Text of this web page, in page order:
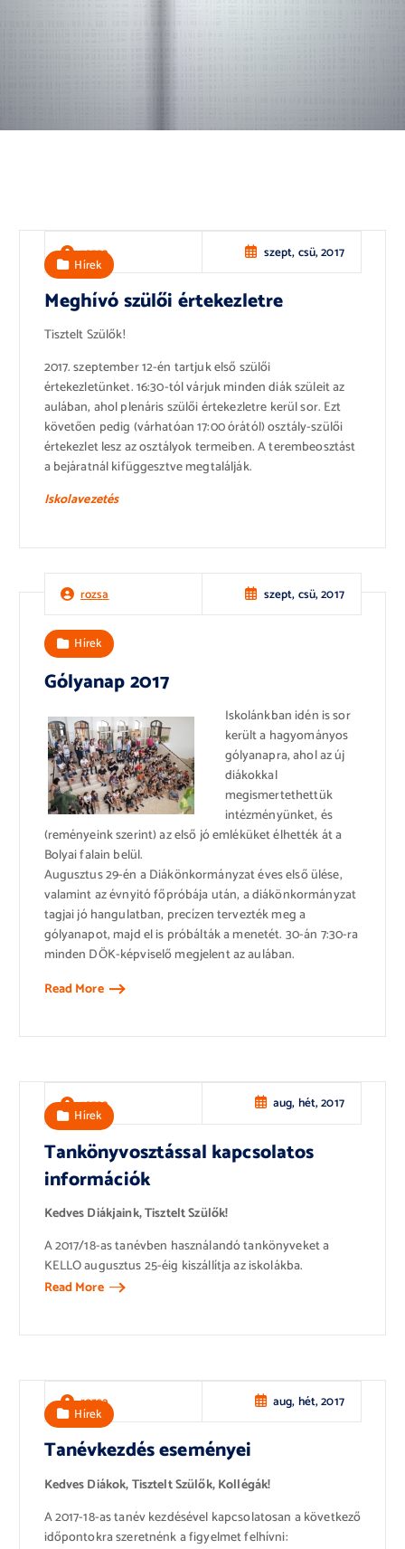
rozsa szept, csü, 2017
Hírek
Meghívó szülői értekezletre
Tisztelt Szülők!
2017. szeptember 12-én tartjuk első szülői
értekezletünket. 16:30-tól várjuk minden diák szüleit az
aulában, ahol plenáris szülői értekezletre kerül sor. Ezt
követően pedig (várhatóan 17:00 órától) osztály-szülői
értekezlet lesz az osztályok termeiben. A terembeosztást
a bejáratnál kifüggesztve megtalálják.
Iskolavezetés
rozsa szept, csü, 2017
Hírek
Gólyanap 2017
Iskolánkban idén is sor
került a hagyományos
gólyanapra, ahol az új
diákokkal
megismertethettük
intézményünket, és
(reményeink szerint) az első jó emléküket élhették át a
Bolyai falain belül.
Augusztus 29-én a Diákönkormányzat éves első ülése,
valamint az évnyitó főpróbája után, a diákönkormányzat
tagjai jó hangulatban, precízen tervezték meg a
gólyanapot, majd el is próbálták a menetét. 30-án 7:30-ra
minden DÖK-képviselő megjelent az aulában.
Read More
rozsa aug, hét, 2017
Hírek
Tankönyvosztással kapcsolatos
információk
Kedves Diákjaink, Tisztelt Szülők!
A 2017/18-as tanévben használandó tankönyveket a
KELLO augusztus 25-éig kiszállítja az iskolákba.
Read More
rozsa aug, hét, 2017
Hírek
Tanévkezdés eseményei
Kedves Diákok, Tisztelt Szülők, Kollégák!
A 2017-18-as tanév kezdésével kapcsolatosan a következő
időpontokra szeretnénk a figyelmet felhívni: